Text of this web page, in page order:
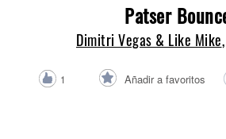
Patser
Dimitri Vegas & Like Mike
1 Añadir a favoritos